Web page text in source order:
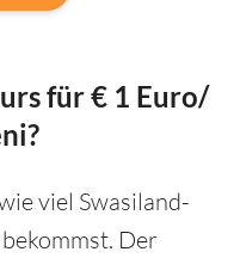
für € 1 Euro/‎
viel Swasiland-
Der